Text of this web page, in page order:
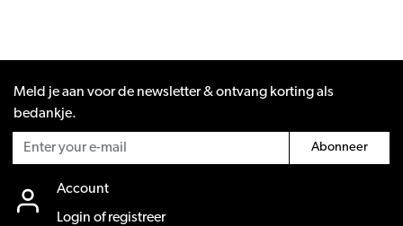
Meld je aan voor de newsletter & ontvang korting als
bedankje.
Abonneer
Account
Login of registreer